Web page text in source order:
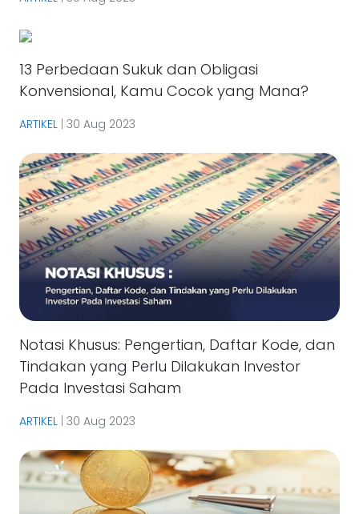
13 Perbedaan Sukuk dan Obligasi
Konvensional, Kamu Cocok yang Mana?
ARTIKEL | 30 Aug 2023
Notasi Khusus: Pengertian, Daftar Kode, dan
Tindakan yang Perlu Dilakukan Investor
Pada Investasi Saham
ARTIKEL 30 Aug 2023